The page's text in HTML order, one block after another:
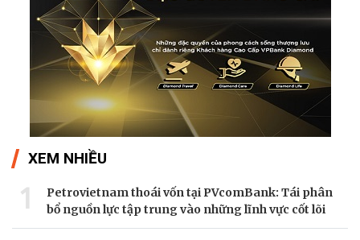
XEM NHIỀU
1
Petrovietnam thoái vốn tại PVcomBank: Tái phân
bổ nguồn lực tập trung vào những lĩnh vực cốt lõi